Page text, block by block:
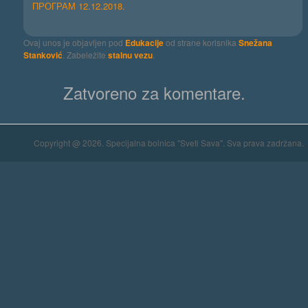
ПРОГРАМ 12.12.2018.
Ovaj unos je objavljen pod Edukacijeod strane korisnikaSnežana
Stanković . Zabeležitestalnu vezu
Zatvoreno za komentare.
Copyright @ 2026. Specijalna bolnica "Sveti Sava". Sva prava zadržana.